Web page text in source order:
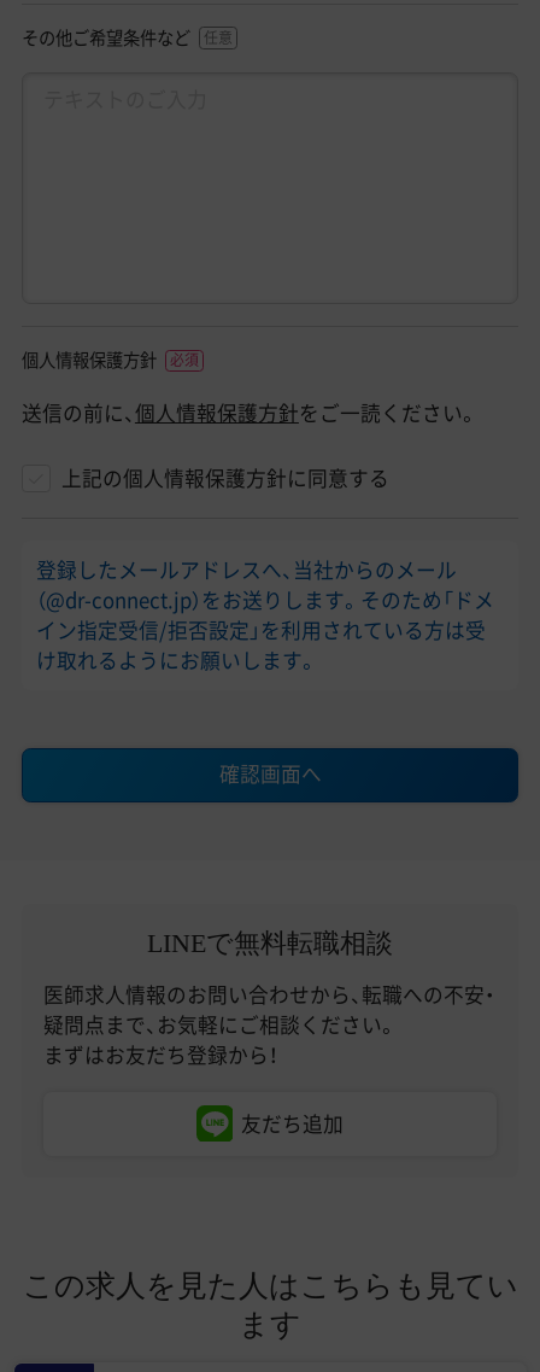
その他ご希望条件など
個人情報保護方針
送信の前に、個人情報保護方針をご一読ください。
上記の個人情報保護方針に同意する
登録したメールアドレスへ、当社からのメール
（@dr-connect.jp）をお送りします。そのため「ドメ
イン指定受信/拒否設定」を利用されている方は受
け取れるようにお願いします。
確認画面へ
LINEで無料転職相談
医師求人情報のお問い合わせから、転職への不安・
疑問点まで、お気軽にご相談ください。
まずはお友だち登録から！
友だち追加
この求人を見た人はこちらも見てい
ます